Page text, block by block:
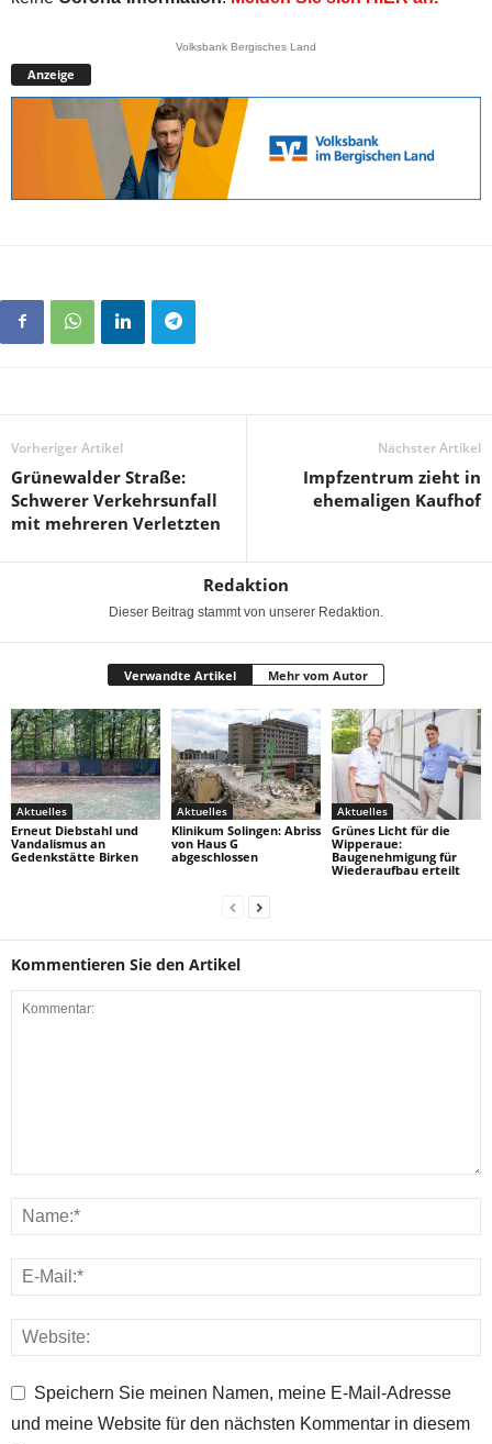
Volksbank Bergisches Land
Anzeige
Vorheriger Artikel
Grünewalder Straße:
Schwerer Verkehrsunfall
mit mehreren Verletzten
Nächster Artikel
Impfzentrum zieht in
ehemaligen Kaufhof
Redaktion
Dieser Beitrag stammt von unserer Redaktion.
Verwandte Artikel Mehr vom Autor
Aktuelles
Erneut Diebstahl und
Vandalismus an
Gedenkstätte Birken
Aktuelles
Klinikum Solingen: Abriss
von Haus G
abgeschlossen
Aktuelles
Grünes Licht für die
Wipperaue:
Baugenehmigung für
Wiederaufbau erteilt
Kommentieren Sie den Artikel
Speichern Sie meinen Namen, meine E-Mail-Adresse
und meine Website für den nächsten Kommentar in diesem